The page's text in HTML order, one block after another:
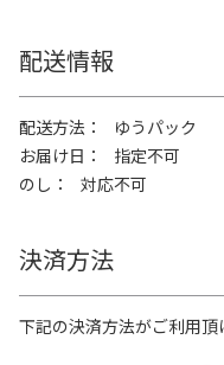
配送情報
配送方法
ゆうパック
お届け日
指定不可
のし
対応不可
決済方法
下記の決済方法がご利用頂